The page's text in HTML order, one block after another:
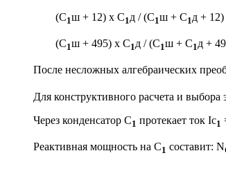
(C1ш + 12) х C1д / (C1ш + C1д +
(C1ш + 495) х C1д / (C1ш + C1д +
После несложных алгебраических
Для конструктивного расчета и
Через конденсатор С1 протекает ток Iс1
Реактивная мощность на С1 составит: N